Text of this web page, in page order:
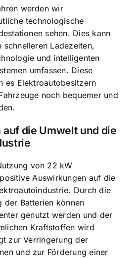
werden wir
technologische
sehen. Dies kann
Ladezeiten,
und intelligenten
umfassen. Diese
es Elektroautobesitzern
noch bequemer und
die Umwelt und die
von 22 kW
Auswirkungen auf die
Durch die
der Batterien können
genutzt werden und der
Kraftstoffen wird
zur Verringerung der
und zur Förderung einer